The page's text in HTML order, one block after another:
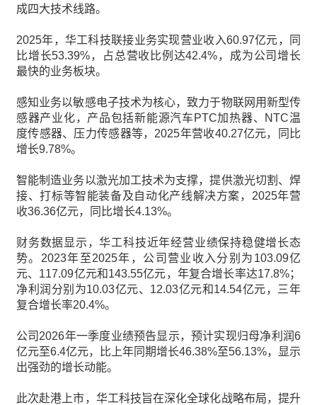
成四大技术线路。
2025年，华工科技联接业务实现营业收入60.97亿元，同
比增长53.39%，占总营收比例达42.4%，成为公司增长
最快的业务板块。
感知业务以敏感电子技术为核心，致力于物联网用新型传
感器产业化，产品包括新能源汽车PTC加热器、NTC温
度传感器、压力传感器等，2025年营收40.27亿元，同比
增长9.78%。
智能制造业务以激光加工技术为支撑，提供激光切割、焊
接、打标等智能装备及自动化产线解决方案，2025年营
收36.36亿元，同比增长4.13%。
财务数据显示，华工科技近年经营业绩保持稳健增长态
势。2023年至2025年，公司营业收入分别为103.09亿
元、117.09亿元和143.55亿元，年复合增长率达17.8%；
净利润分别为10.03亿元、12.03亿元和14.54亿元，三年
复合增长率20.4%。
公司2026年一季度业绩预告显示，预计实现归母净利润6
亿元至6.4亿元，比上年同期增长46.38%至56.13%，显示
出强劲的增长动能。
此次赴港上市，华工科技旨在深化全球化战略布局，提升